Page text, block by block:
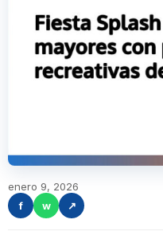
enero 9, 2026
f
w ↗